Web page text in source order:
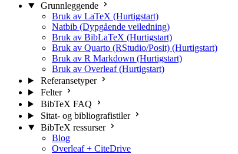
Grunnleggende
Bruk av LaTeX (Hurtigstart)
Natbib (Dypgående veiledning)
Bruk av BibLaTeX (Hurtigstart)
Bruk av Quarto (RStudio/Posit) (Hurtigstart)
Bruk av R Markdown (Hurtigstart)
Bruk av Overleaf (Hurtigstart)
Referansetyper
Felter
BibTeX FAQ
Sitat- og bibliografistiler
BibTeX ressurser
Blog
Overleaf + CiteDrive